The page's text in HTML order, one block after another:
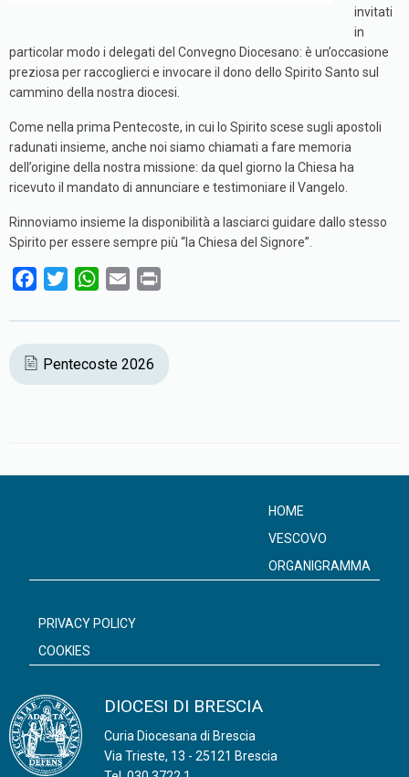
invitati
in
particolar modo i delegati del Convegno Diocesano: è un’occasione
preziosa per raccoglierci e invocare il dono dello Spirito Santo sul
cammino della nostra diocesi.
Come nella prima Pentecoste, in cui lo Spirito scese sugli apostoli
radunati insieme, anche noi siamo chiamati a fare memoria
dell’origine della nostra missione: da quel giorno la Chiesa ha
ricevuto il mandato di annunciare e testimoniare il Vangelo.
Rinnoviamo insieme la disponibilità a lasciarci guidare dallo stesso
Spirito per essere sempre più “la Chiesa del Signore”.
c
e
b
i
t
t
W
a
t
s
a
i
l
i
n
Pentecoste 2026
DIOCESI DI BRESCIA
Curia Diocesana di Brescia
Via Trieste, 13 - 25121 Brescia
HOME
VESCOVO
ORGANIGRAMMA
PRIVACY POLICY
COOKIES